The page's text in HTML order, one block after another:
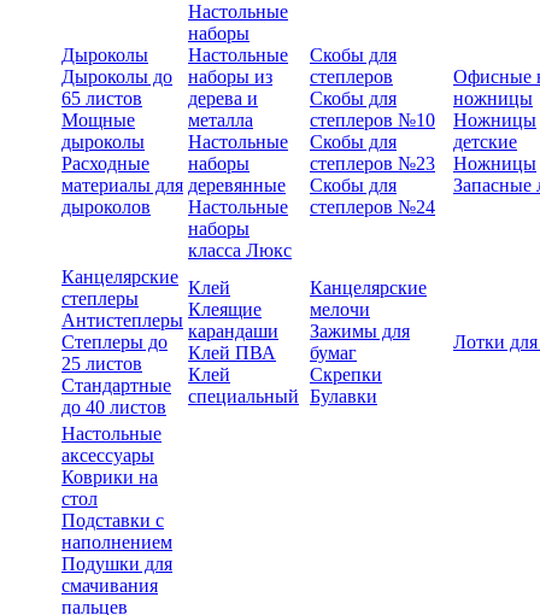
Дыроколы
Дыроколы до
65 листов
Мощные
дыроколы
Расходные
материалы для
дыроколов
Настольные
наборы
Настольные
наборы из
дерева и
металла
Настольные
наборы
деревянные
Настольные
наборы
класса Люкс
Скобы для
степлеров
Скобы для
степлеров №10
Скобы для
степлеров №23
Скобы для
степлеров №24
Офисные
ножницы
Ножницы
детские
Ножницы
Запасные
Канцелярские
степлеры
Антистеплеры
Степлеры до
25 листов
Стандартные
до 40 листов
Клей
Клеящие
карандаши
Клей ПВА
Клей
специальный
Канцелярские
мелочи
Зажимы для
бумаг
Скрепки
Булавки
Лотки
Настольные
аксессуары
Коврики на
стол
Подставки с
наполнением
Подушки для
смачивания
пальцев